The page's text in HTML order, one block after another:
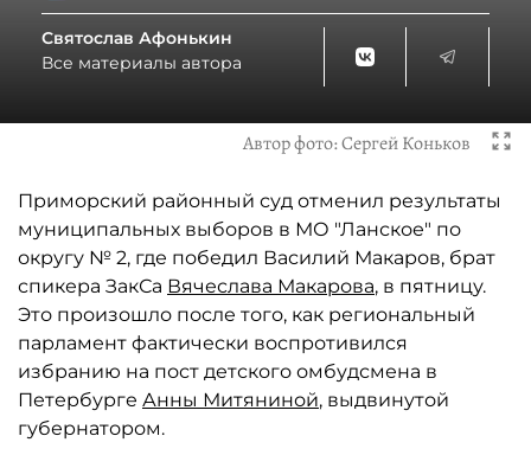
Святослав Афонькин
Все материалы автора
Автор фото:Сергей Коньков
Приморский районный суд отменил результаты
муниципальных выборов в МО "Ланское" по
округу № 2, где победил Василий Макаров, брат
спикера ЗакСа Вячеслава Макарова, в пятницу.
Это произошло после того, как региональный
парламент фактически воспротивился
избранию на пост детского омбудсмена в
Петербурге Анны Митяниной, выдвинутой
губернатором.